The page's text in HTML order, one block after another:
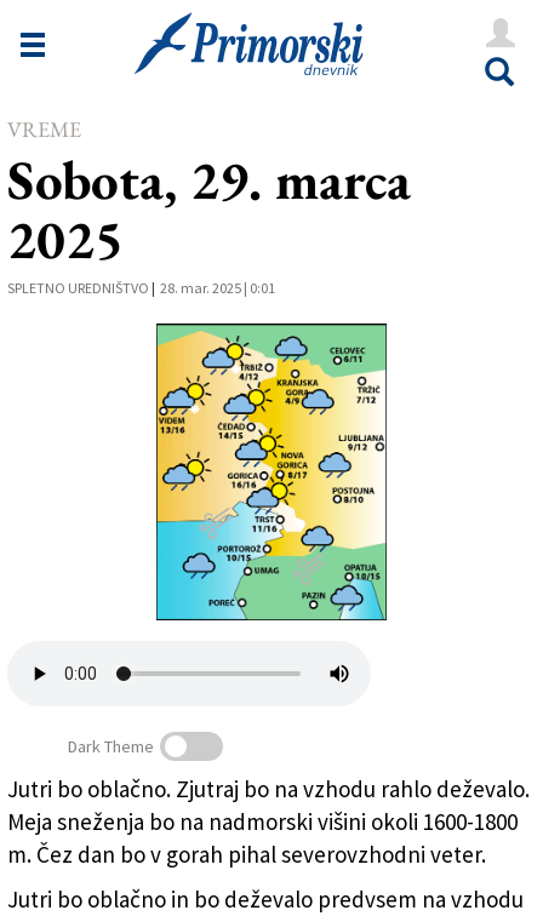
Novice
Goriška
Kultura
Šport
Še
VREME
Sobota, 29. marca
2025
SPLETNO UREDNIŠTVO | 28. mar. 2025 | 0:01
Dark Theme
Jutri bo oblačno. Zjutraj bo na vzhodu rahlo deževalo.
Meja sneženja bo na nadmorski višini okoli 1600-1800
m. Čez dan bo v gorah pihal severovzhodni veter.
Jutri bo oblačno in bo deževalo predvsem na vzhodu